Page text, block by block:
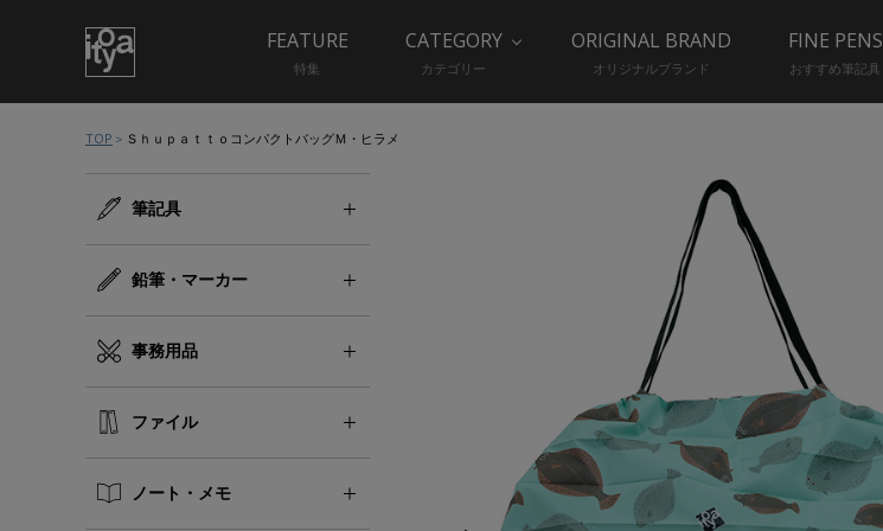
FEATURE
特集
CATEGORY
カテゴリー
ORIGINAL BRAND
オリジナルブランド
FINE PENS
おすすめ筆記具
TOP ＳｈｕｐａｔｔｏコンパクトバッグＭ・ヒラメ
筆記具
鉛筆・マーカー
事務用品
ファイル
ノート・メモ